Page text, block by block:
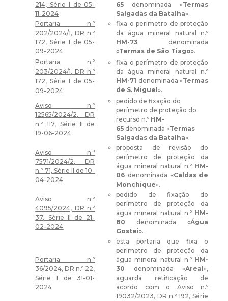
214, Série I de 05-
11-2024
65 denominada «Termas
Salgadas da Batalha».
Portaria n.º
202/2024/1, DR n.º
172, Série I de 05-
09-2024
fixa o perímetro de proteção
da água mineral natural n.º
HM-73 denominada
«Termas de São Tiago».
Portaria n.º
203/2024/1, DR n.º
172, Série I de 05-
09-2024
fixa o perímetro de proteção
da água mineral natural n.º
HM-71 denominada «Termas
de S. Miguel».
Aviso n.º
12565/2024/2, DR
n.º 117, Série II de
19-06-2024
pedido de fixação do
perímetro de proteção do
recurso n.º HM-
65 denominada «Termas
Salgadas da Batalha».
Aviso n.º
7571/2024/2, DR
n.º 71, Série II de 10-
04-2024
proposta de revisão do
perímetro de proteção da
água mineral natural n.º HM-
06 denominada «Caldas de
Monchique».
Aviso n.º
4095/2024, DR n.º
37, Série II de 21-
02-2024
pedido de fixação do
perímetro de proteção da
água mineral natural n.º HM-
80 denominada «Água
Gostei».
Portaria n.º
36/2024, DR n.º 22,
Série I de 31-01-
2024
esta portaria que fixa o
perímetro de proteção da
água mineral natural n.º HM-
30 denominada «Areal»,
aguarda retificação de
acordo com o Aviso n.º
19032/2023, DR n.º 192, Série